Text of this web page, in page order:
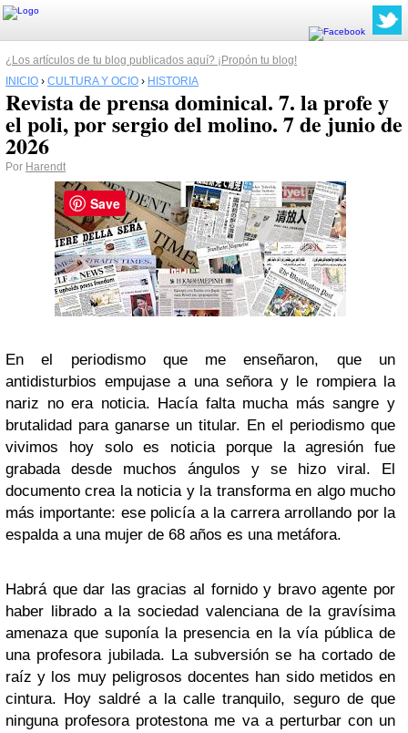
¿Los artículos de tu blog publicados aquí? ¡Propón tu blog!
INICIO › CULTURA Y OCIO › HISTORIA
Revista de prensa dominical. 7. la profe y
el poli, por sergio del molino. 7 de junio de
2026
Por Harendt
En el periodismo que me enseñaron, que un
antidisturbios empujase a una señora y le rompiera la
nariz no era noticia. Hacía falta mucha más sangre y
brutalidad para ganarse un titular. En el periodismo que
vivimos hoy solo es noticia porque la agresión fue
grabada desde muchos ángulos y se hizo viral. El
documento crea la noticia y la transforma en algo mucho
más importante: ese policía a la carrera arrollando por la
espalda a una mujer de 68 años es una metáfora.
Habrá que dar las gracias al fornido y bravo agente por
haber librado a la sociedad valenciana de la gravísima
amenaza que suponía la presencia en la vía pública de
una profesora jubilada. La subversión se ha cortado de
raíz y los muy peligrosos docentes han sido metidos en
cintura. Hoy saldré a la calle tranquilo, seguro de que
ninguna profesora protestona me va a perturbar con un
Save